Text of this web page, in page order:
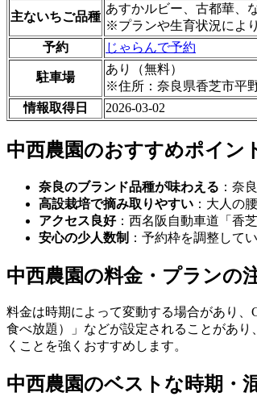
主ないちご品種
あすかルビー、古都華、
※プランや生育状況によ
予約
じゃらんで予約
駐車場
あり（無料）
※住所：奈良県香芝市平
情報取得日
2026-03-02
中西農園のおすすめポイン
奈良のブランド品種が味わえる ：奈
高設栽培で摘み取りやすい ：大人の
アクセス良好：西名阪自動車道「香
安心の少人数制 ：予約枠を調整して
中西農園の料金・プランの
料金は時期によって変動する場合があり
食べ放題）」などが設定されることがあり
くことを強くおすすめします。
中西農園のベストな時期・